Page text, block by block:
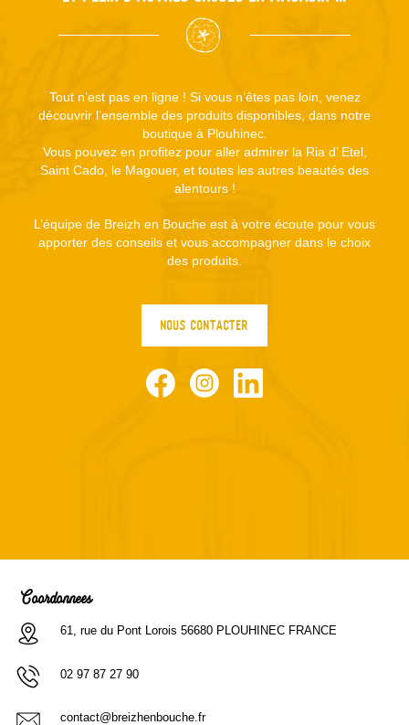
Tout n’est pas en ligne ! Si vous n’êtes pas loin, venez
découvrir l’ensemble des produits disponibles, dans notre
boutique à Plouhinec.
Vous pouvez en profitez pour aller admirer la Ria d’ Etel,
Saint Cado, le Magouer, et toutes les autres beautés des
alentours !
L’équipe de Breizh en Bouche est à votre écoute pour vous
apporter des conseils et vous accompagner dans le choix
des produits.
NOUS CONTACTER
FacebookInstagram
Coordonnées
61, rue du Pont Lorois 56680 PLOUHINEC FRANCE
02 97 87 27 90
contact@breizhenbouche.fr